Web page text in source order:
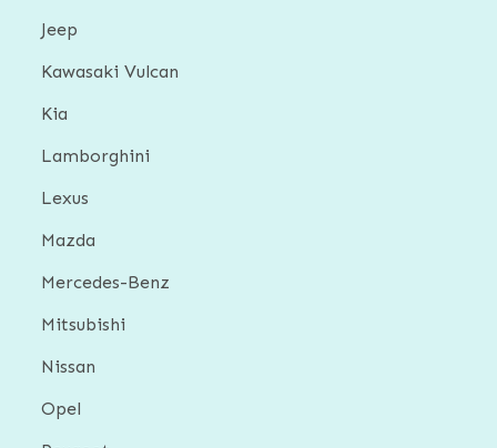
Jeep
Kawasaki Vulcan
Kia
Lamborghini
Lexus
Mazda
Mercedes-Benz
Mitsubishi
Nissan
Opel